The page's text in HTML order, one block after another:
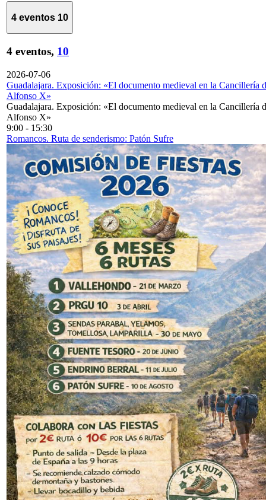
4 eventos 10
4 eventos, 10
2026-07-06
Guadalajara. Exposición: «El documento medieval en la Cancillería
Alfonso X»
Guadalajara. Exposición: «El documento medieval en la Cancillería
Alfonso X»
9:00 - 15:30
Romancos. Ruta de senderismo: Patón Sufre